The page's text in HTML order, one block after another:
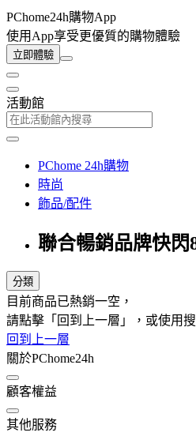
PChome24h購物App
使用App享受更優質的購物體驗
立即體驗
活動館
PChome 24h購物
時尚
飾品/配件
聯合暢銷品牌快閃
分類
目前商品已熱銷一空，
請點擊「回到上一層」，或使用
回到上一層
關於PChome24h
顧客權益
其他服務